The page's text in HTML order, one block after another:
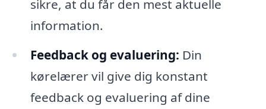
sikre, at du får den mest aktuelle
information.
Feedback og evaluering: Din
kørelærer vil give dig konstant
feedback og evaluering af dine